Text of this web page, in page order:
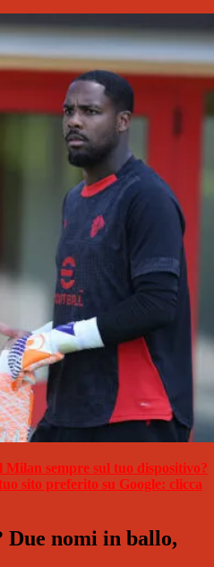
sempre sul tuo dispositivo?
sito preferito su Google: clicca
Due nomi in ballo,